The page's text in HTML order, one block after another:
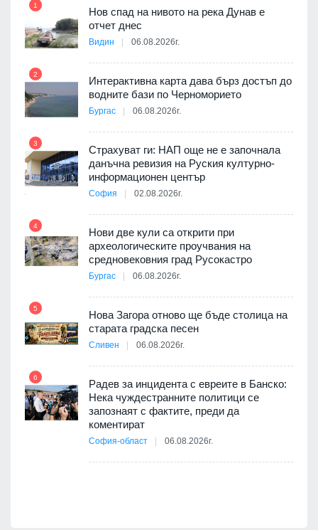
1
Нов спад на нивото на река Дунав е
отчет днес
Видин 06.08.2026г.
2
Интерактивна карта дава бърз достъп до
водните бази по Черноморието
Бургас 06.08.2026г.
3
Страхуват ги: НАП още не е започнала
данъчна ревизия на Руския културно-
информационен център
София 02.08.2026г.
4
Нови две кули са открити при
археологическите проучвания на
средновековния град Русокастро
Бургас 06.08.2026г.
5
Нова Загора отново ще бъде столица на
старата градска песен
Сливен 06.08.2026г.
6
Радев за инцидента с евреите в Банско:
Нека чуждестранните политици се
запознаят с фактите, преди да
коментират
София-област 06.08.2026г.